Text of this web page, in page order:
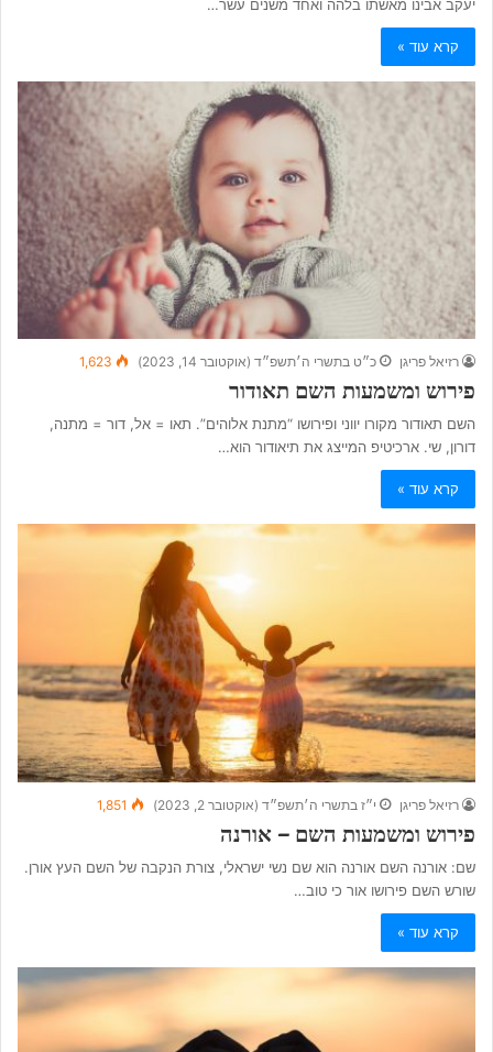
יעקב אבינו מאשתו בלהה ואחד משנים עשר…
קרא עוד »
רזיאל פריגן כ״ט בתשרי ה׳תשפ״ד (אוקטובר 14, 2023) 1,623
פירוש ומשמעות השם תאודור
השם תאודור מקורו יווני ופירושו “מתנת אלוהים”. תאו = אל, דור = מתנה,
דורון, שי. ארכיטיפ המייצג את תיאודור הוא…
קרא עוד »
רזיאל פריגן י״ז בתשרי ה׳תשפ״ד (אוקטובר 2, 2023) 1,851
פירוש ומשמעות השם – אורנה
שם: אורנה השם אורנה הוא שם נשי ישראלי, צורת הנקבה של השם העץ אורן.
שורש השם פירושו אור כי טוב…
קרא עוד »